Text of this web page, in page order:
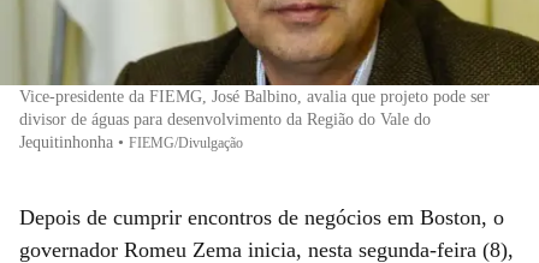
Vice-presidente da FIEMG, José Balbino, avalia que projeto pode ser
divisor de águas para desenvolvimento da Região do Vale do
Jequitinhonha • FIEMG/Divulgação
Depois de cumprir encontros de negócios em Boston, o
governador Romeu Zema inicia, nesta segunda-feira (8),